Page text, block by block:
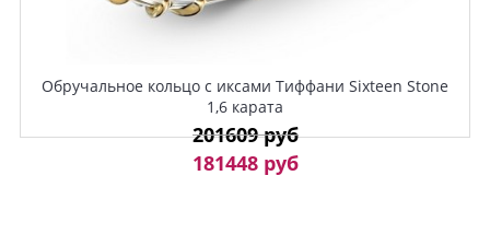
Обручальное кольцо с иксами Тиффани Sixteen Stone
1,6 карата
201609 руб
181448 руб